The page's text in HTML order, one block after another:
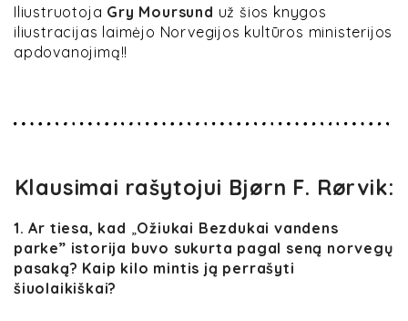
Iliustruotoja Gry Moursund už šios knygos
iliustracijas laimėjo Norvegijos kultūros ministerijos
apdovanojimą!!
Klausimai rašytojui Bjørn F. Rørvik:
1. Ar tiesa, kad „Ožiukai Bezdukai vandens
parke” istorija buvo sukurta pagal seną norvegų
pasaką? Kaip kilo mintis ją perrašyti
šiuolaikiškai?